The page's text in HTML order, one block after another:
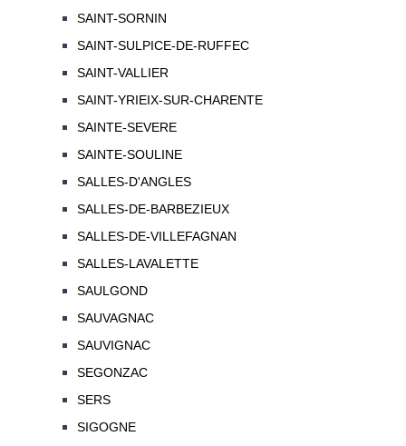
SAINT-SORNIN
SAINT-SULPICE-DE-RUFFEC
SAINT-VALLIER
SAINT-YRIEIX-SUR-CHARENTE
SAINTE-SEVERE
SAINTE-SOULINE
SALLES-D'ANGLES
SALLES-DE-BARBEZIEUX
SALLES-DE-VILLEFAGNAN
SALLES-LAVALETTE
SAULGOND
SAUVAGNAC
SAUVIGNAC
SEGONZAC
SERS
SIGOGNE